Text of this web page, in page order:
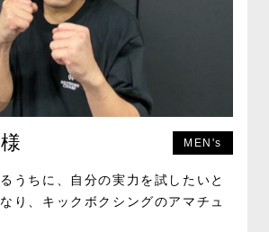
MEN's
うちに、自分の実力を試したいと
り、キックボクシングのアマチュ